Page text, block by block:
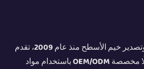
متخصصون في تصميم وتصدير خيم الأسطح منذ عام 2009، تقدم
Sunday Campers حلولًا مخصصة OEM/ODM باستخدام مواد